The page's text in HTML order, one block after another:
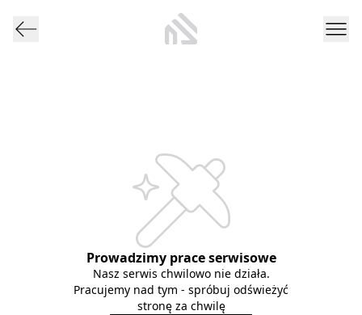
Prowadzimy prace serwisowe
Nasz serwis chwilowo nie działa.
Pracujemy nad tym - spróbuj odświeżyć
stronę za chwilę